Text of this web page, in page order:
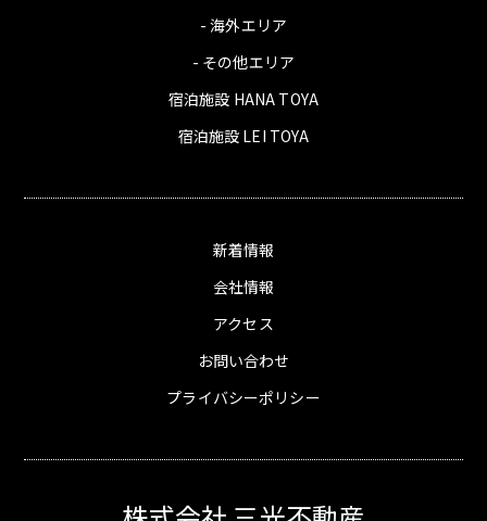
- 海外エリア
- その他エリア
宿泊施設 HANA TOYA
宿泊施設 LEI TOYA
新着情報
会社情報
アクセス
お問い合わせ
プライバシーポリシー